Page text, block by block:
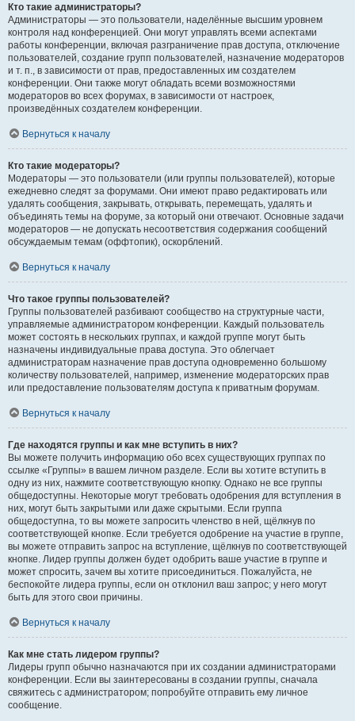
Кто такие администраторы?
Администраторы — это пользователи, наделённые высшим уровнем
контроля над конференцией. Они могут управлять всеми аспектами
работы конференции, включая разграничение прав доступа, отключение
пользователей, создание групп пользователей, назначение модераторов
и т. п., в зависимости от прав, предоставленных им создателем
конференции. Они также могут обладать всеми возможностями
модераторов во всех форумах, в зависимости от настроек,
произведённых создателем конференции.
Вернуться к началу
Кто такие модераторы?
Модераторы — это пользователи (или группы пользователей), которые
ежедневно следят за форумами. Они имеют право редактировать или
удалять сообщения, закрывать, открывать, перемещать, удалять и
объединять темы на форуме, за который они отвечают. Основные задачи
модераторов — не допускать несоответствия содержания сообщений
обсуждаемым темам (оффтопик), оскорблений.
Вернуться к началу
Что такое группы пользователей?
Группы пользователей разбивают сообщество на структурные части,
управляемые администратором конференции. Каждый пользователь
может состоять в нескольких группах, и каждой группе могут быть
назначены индивидуальные права доступа. Это облегчает
администраторам назначение прав доступа одновременно большому
количеству пользователей, например, изменение модераторских прав
или предоставление пользователям доступа к приватным форумам.
Вернуться к началу
Где находятся группы и как мне вступить в них?
Вы можете получить информацию обо всех существующих группах по
ссылке «Группы» в вашем личном разделе. Если вы хотите вступить в
одну из них, нажмите соответствующую кнопку. Однако не все группы
общедоступны. Некоторые могут требовать одобрения для вступления в
них, могут быть закрытыми или даже скрытыми. Если группа
общедоступна, то вы можете запросить членство в ней, щёлкнув по
соответствующей кнопке. Если требуется одобрение на участие в группе,
вы можете отправить запрос на вступление, щёлкнув по соответствующей
кнопке. Лидер группы должен будет одобрить ваше участие в группе и
может спросить, зачем вы хотите присоединиться. Пожалуйста, не
беспокойте лидера группы, если он отклонил ваш запрос; у него могут
быть для этого свои причины.
Вернуться к началу
Как мне стать лидером группы?
Лидеры групп обычно назначаются при их создании администраторами
конференции. Если вы заинтересованы в создании группы, сначала
свяжитесь с администратором; попробуйте отправить ему личное
сообщение.